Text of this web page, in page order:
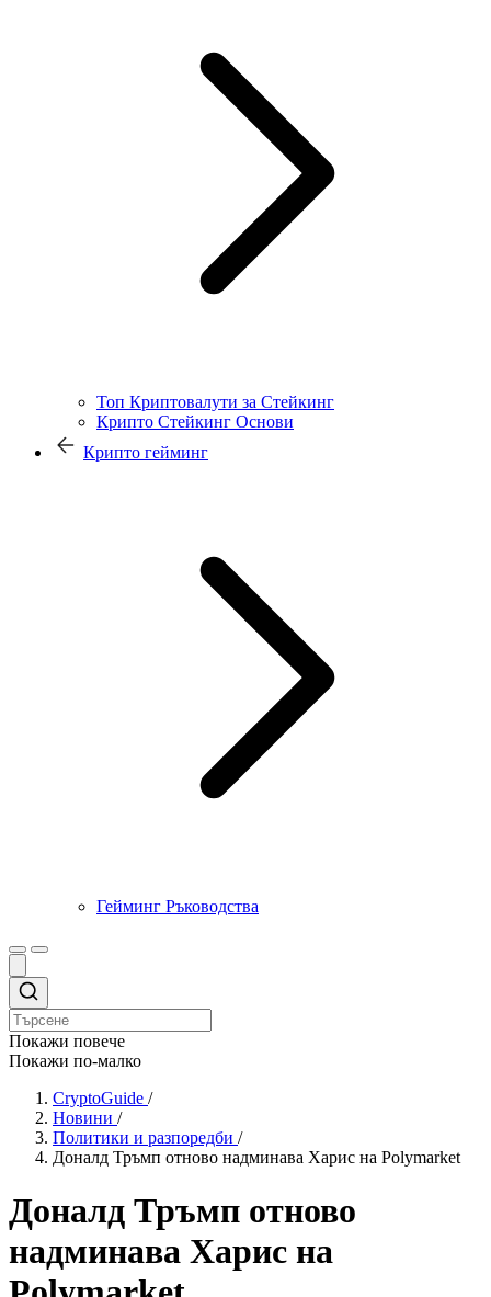
Топ Криптовалути за Стейкинг
Крипто Стейкинг Основи
Крипто гейминг
Гейминг Ръководства
Покажи повече
Покажи по-малко
CryptoGuide /
Новини /
Политики и разпоредби /
Доналд Тръмп отново надминава Харис на Polymarket
Доналд Тръмп отново
надминава Харис на